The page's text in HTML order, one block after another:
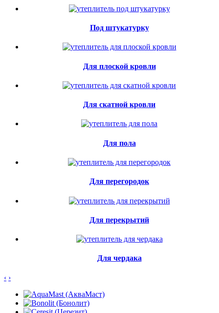
Под штукатурку
Для плоской кровли
Для скатной кровли
Для пола
Для перегородок
Для перекрытий
Для чердака
‹ ›